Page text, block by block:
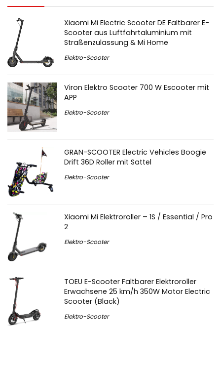
Xiaomi Mi Electric Scooter DE Faltbarer E-
Scooter aus Luftfahrtaluminium mit
Straßenzulassung & Mi Home
Elektro-Scooter
Viron Elektro Scooter 700 W Escooter mit
APP
Elektro-Scooter
GRAN-SCOOTER Electric Vehicles Boogie
Drift 36D Roller mit Sattel
Elektro-Scooter
Xiaomi Mi Elektroroller – 1S / Essential / Pro
2
Elektro-Scooter
TOEU E-Scooter Faltbarer Elektroroller
Erwachsene 25 km/h 350W Motor Electric
Scooter (Black)
Elektro-Scooter